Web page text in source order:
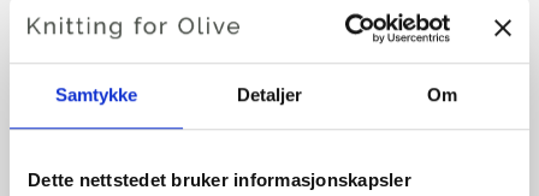
Samtykke Detaljer Om
Dette nettstedet bruker informasjonskapsler
SPRÅK VELG SPRÅK